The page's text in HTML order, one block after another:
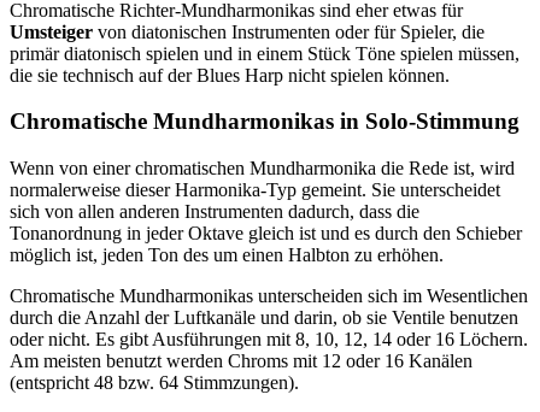
Chromatische Richter-Mundharmonikas sind eher etwas für
Umsteiger von diatonischen Instrumenten oder für Spieler, die
primär diatonisch spielen und in einem Stück Töne spielen müssen,
die sie technisch auf der Blues Harp nicht spielen können.
Chromatische Mundharmonikas in Solo-Stimmung
Wenn von einer chromatischen Mundharmonika die Rede ist, wird
normalerweise dieser Harmonika-Typ gemeint. Sie unterscheidet
sich von allen anderen Instrumenten dadurch, dass die
Tonanordnung in jeder Oktave gleich ist und es durch den Schieber
möglich ist, jeden Ton des um einen Halbton zu erhöhen.
Chromatische Mundharmonikas unterscheiden sich im Wesentlichen
durch die Anzahl der Luftkanäle und darin, ob sie Ventile benutzen
oder nicht. Es gibt Ausführungen mit 8, 10, 12, 14 oder 16 Löchern.
Am meisten benutzt werden Chroms mit 12 oder 16 Kanälen
(entspricht 48 bzw. 64 Stimmzungen).